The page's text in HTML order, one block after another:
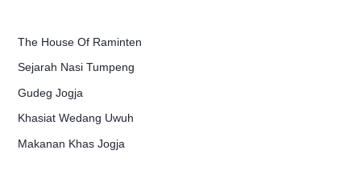
The House Of Raminten
Sejarah Nasi Tumpeng
Gudeg Jogja
Khasiat Wedang Uwuh
Makanan Khas Jogja